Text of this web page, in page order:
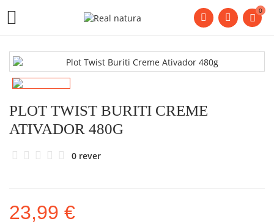
 0
PLOT TWIST BURITI CREME
ATIVADOR 480G
0 rever
23,99 €